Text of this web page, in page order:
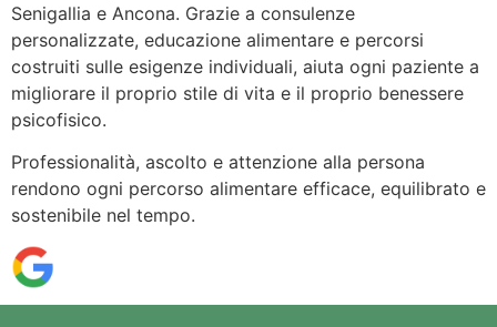
Senigallia e Ancona. Grazie a consulenze
personalizzate, educazione alimentare e percorsi
costruiti sulle esigenze individuali, aiuta ogni paziente a
migliorare il proprio stile di vita e il proprio benessere
psicofisico.
Professionalità, ascolto e attenzione alla persona
rendono ogni percorso alimentare efficace, equilibrato e
sostenibile nel tempo.